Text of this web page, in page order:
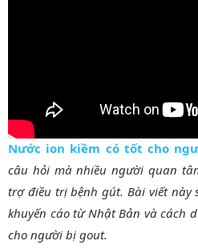
Nước ion kiềm có tốt cho
câu hỏi mà nhiều người quan
trợ điều trị bệnh gút. Bài viết này
khuyến cáo từ Nhật Bản và cách
cho người bị gout.